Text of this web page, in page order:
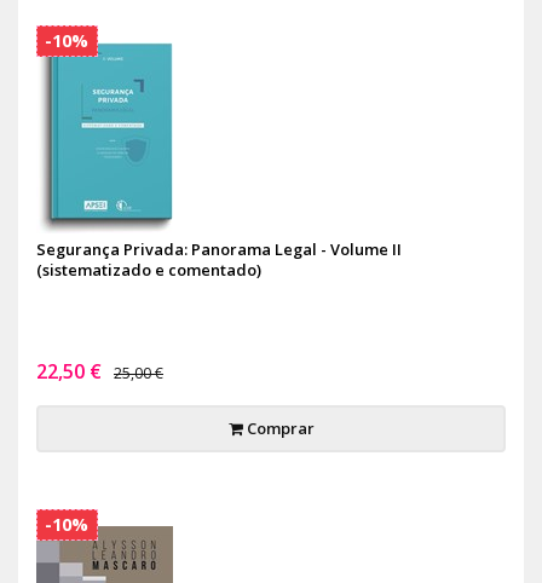
Segurança Privada: Panorama Legal - Volume II
(sistematizado e comentado)
22,50 € 25,00 €
Comprar
-10%
-10%